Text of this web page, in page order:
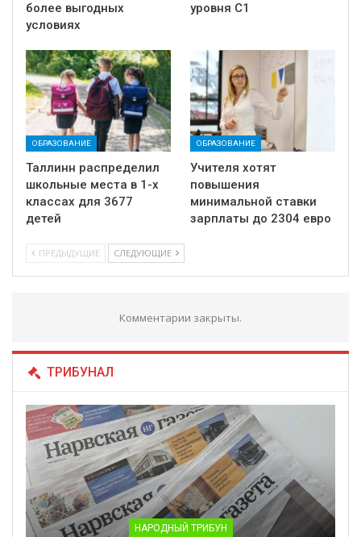
более выгодных
условиях
уровня C1
ОБРАЗОВАНИЕ
Таллинн распределил
школьные места в 1-х
классах для 3677
детей
ОБРАЗОВАНИЕ
Учителя хотят
повышения
минимальной ставки
зарплаты до 2304 евро
ПРЕДЫДУЩИЕ СЛЕДУЮЩИЕ
Комментарии закрыты.
ТРИБУНАЛ
НАРОДНЫЙ ТРИБУН